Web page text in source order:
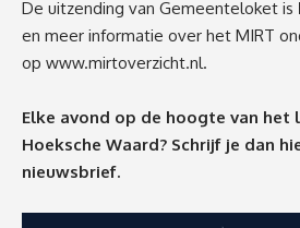
De uitzending van Gemeenteloket is
en meer informatie over het MIRT
op www.mirtoverzicht.nl.
Elke avond op de hoogte van het
Hoeksche Waard? Schrijf je dan
nieuwsbrief.